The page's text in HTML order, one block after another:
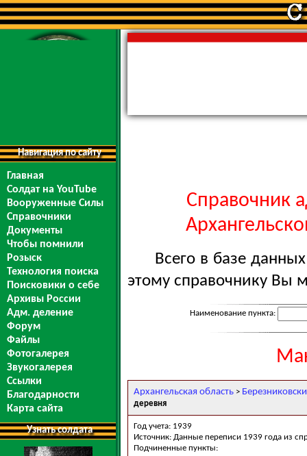
Навигация по сайту
Главная
Солдат на YouTube
Вооруженные Силы
Справочники
Документы
Чтобы помнили
Розыск
Технология поиска
Поисковики о себе
Архивы России
Адм. деление
Форум
Файлы
Фотогалерея
Звукогалерея
Ссылки
Благодарности
Карта сайта
Узнать солдата
Справочник
Всего в базе
этому справочнику Вы
Наименование пункта:
Архангельская область >
деревня
Год учета: 1939
Источник: Данные переписи 1939 года из
Подчиненные пункты: